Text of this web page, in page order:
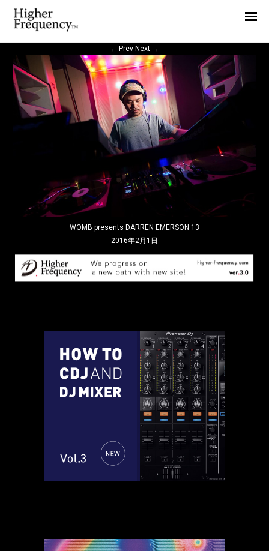
← Prev Next →
WOMB presents DARREN EMERSON 13
2016年2月1日
News
Interview
Highlight
Report